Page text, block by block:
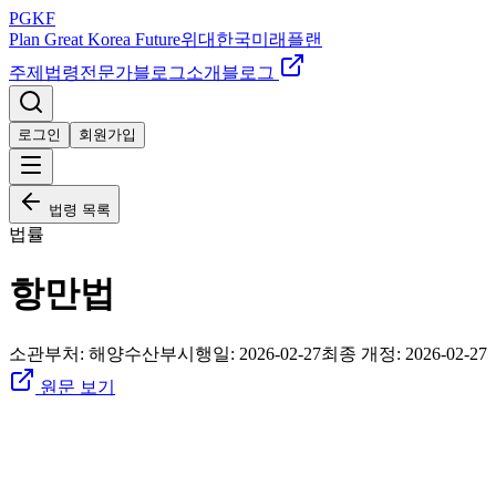
PGKF
Plan Great Korea Future위대한국미래플랜
주제 법령전문가블로그소개 블로그
로그인 회원가입
법령 목록
법률
항만법
소관부처: 해양수산부시행일: 2026-02-27최종 개정: 2026-02-27
원문 보기